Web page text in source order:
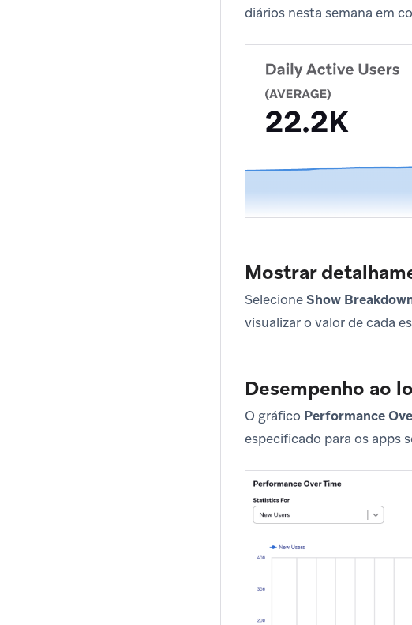
diários nesta semana em
Mostrar
SelecioneShow
visualizar o valor de cada
Desempenho ao
O gráfico Performance
especificado para os apps